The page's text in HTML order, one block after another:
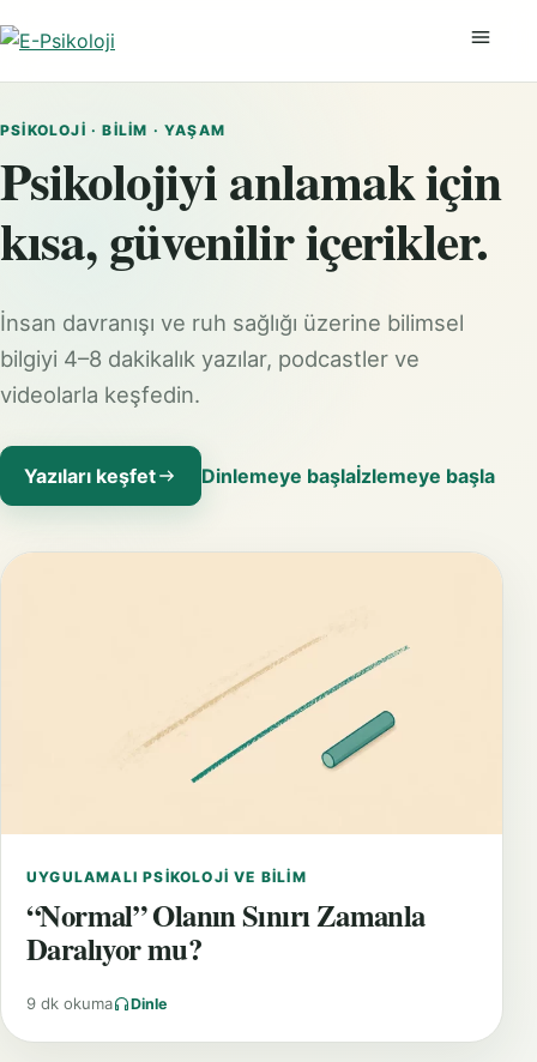
PSIKOLOJI · BILIM · YAŞAM
Psikolojiyi anlamak için
kısa, güvenilir içerikler.
İnsan davranışı ve ruh sağlığı üzerine bilimsel
bilgiyi 4–8 dakikalık yazılar, podcastler ve
videolarla keşfedin.
Yazıları keşfet Dinlemeye başlaİzlemeye başla
UYGULAMALI PSIKOLOJI VE BILIM
“Normal” Olanın Sınırı Zamanla
Daralıyor mu?
9 dk okuma Dinle